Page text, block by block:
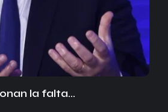
la falta…